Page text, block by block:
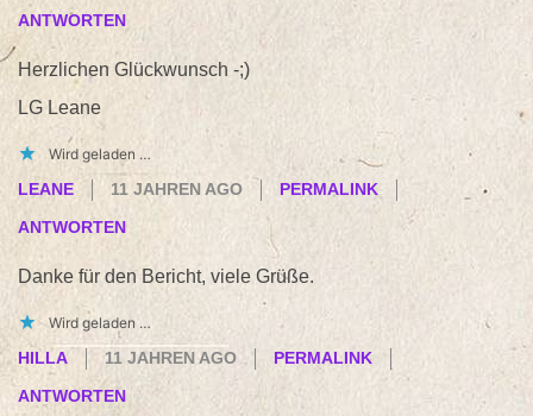
ANTWORTEN
Herzlichen Glückwunsch -;)
LG Leane
Wird geladen …
LEANE
11 JAHREN AGO PERMALINK
ANTWORTEN
Danke für den Bericht, viele Grüße.
Wird geladen …
HILLA
11 JAHREN AGO PERMALINK
ANTWORTEN